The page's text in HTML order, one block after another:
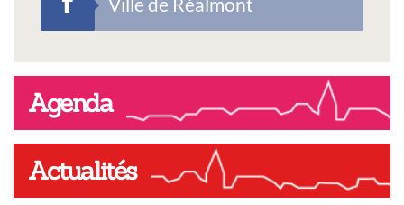
Agenda
Actualités